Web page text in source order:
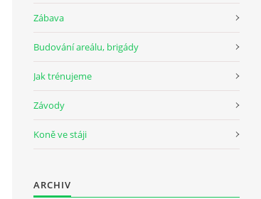
Zábava
Budování areálu, brigády
Jak trénujeme
Závody
Koně ve stáji
ARCHIV